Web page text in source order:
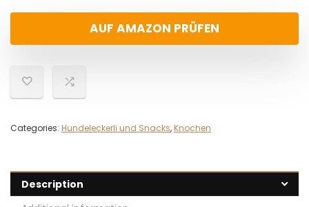
AUF AMAZON PRÜFEN
Categories: Hundeleckerli und Snacks,Knochen
Description